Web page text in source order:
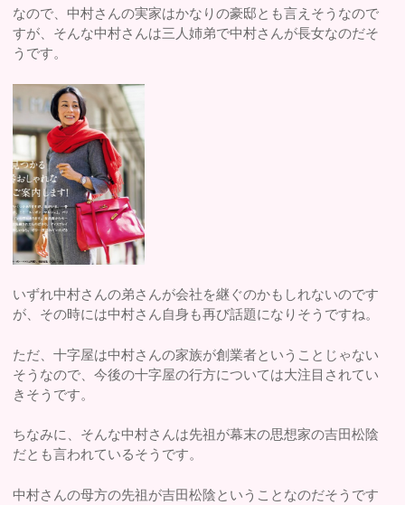
なので、中村さんの実家はかなりの豪邸とも言えそうなので
すが、そんな中村さんは三人姉弟で中村さんが長女なのだそ
うです。
いずれ中村さんの弟さんが会社を継ぐのかもしれないのです
が、その時には中村さん自身も再び話題になりそうですね。
ただ、十字屋は中村さんの家族が創業者ということじゃない
そうなので、今後の十字屋の行方については大注目されてい
きそうです。
ちなみに、そんな中村さんは先祖が幕末の思想家の吉田松陰
だとも言われているそうです。
中村さんの母方の先祖が吉田松陰ということなのだそうです